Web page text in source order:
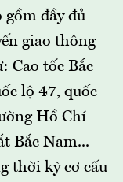
đầy đủ
giao thông
Cao tốc Bắc
lộ 47, quốc
Hồ Chí
Bắc Nam...
thời kỳ cơ cấu